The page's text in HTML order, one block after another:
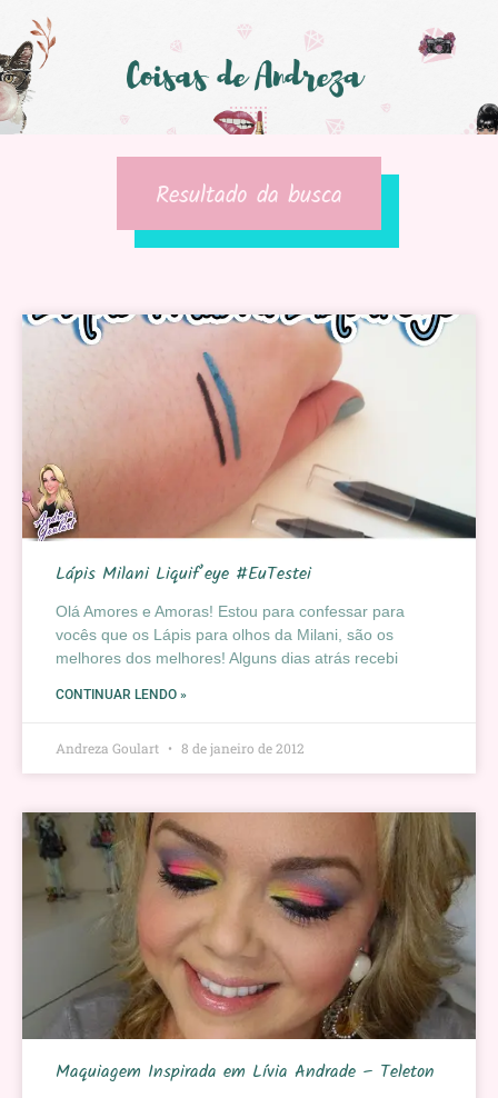
Resultado da busca
Lápis Milani Liquif’eye #EuTestei
Olá Amores e Amoras! Estou para confessar para
vocês que os Lápis para olhos da Milani, são os
melhores dos melhores! Alguns dias atrás recebi
CONTINUAR LENDO »
Andreza Goulart 8 de janeiro de 2012
Maquiagem Inspirada em Lívia Andrade – Teleton